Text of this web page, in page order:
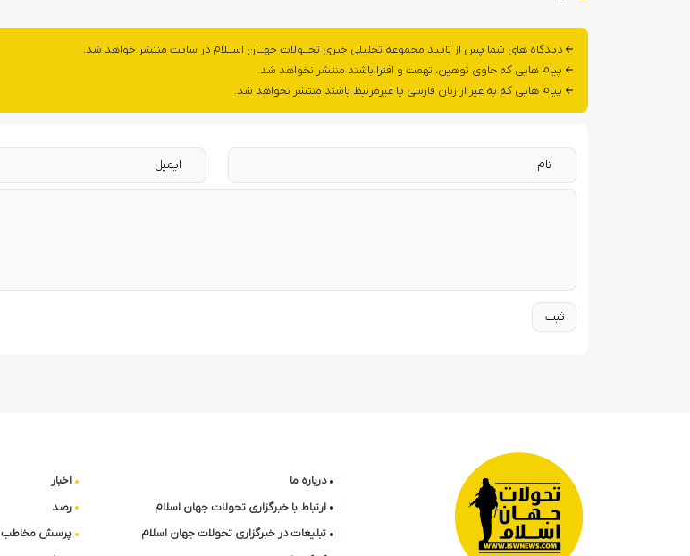
دیدگاه های شما پس از تایید مجموعه تحلیلی خبری تحــولات جهــان اســلام در سایت منتشر خواهد شد.
پیام هایی که حاوی توهین، تهمت و افترا باشند منتشر نخواهد شد.
پیام هایی که به غیر از زبان فارسی یا غیرمرتبط باشند منتشر نخواهد شد.
درباره ما
ارتباط با خبرگزاری تحولات جهان اسلام
تبلیغات در خبرگزاری تحولات جهان اسلام
اخبار
رصد
پرسش مخاطب